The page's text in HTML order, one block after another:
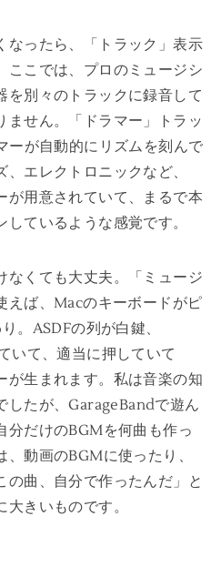
なったら、「トラック」表示
ここでは、プロのミュージシ
を別々のトラックに録音して
ません。「ドラマー」トラッ
ーが自動的にリズムを刻んで
エレクトロニックなど、
が用意されていて、まるで本
ているような感覚です。
なくても大丈夫。「ミュージ
えば、Macのキーボードがピ
。ASDFの列が白鍵、
いて、適当に押していて
が生まれます。私は音楽の知
したが、GarageBandで遊ん
分だけのBGMを何曲も作っ
動画のBGMに使ったり、
の曲、自分で作ったんだ」と
きいものです。